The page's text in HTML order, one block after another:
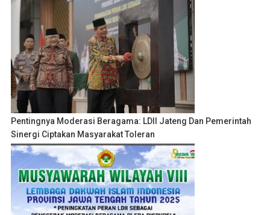
Pentingnya Moderasi Beragama: LDII Jateng Dan Pemerintah
Sinergi Ciptakan Masyarakat Toleran